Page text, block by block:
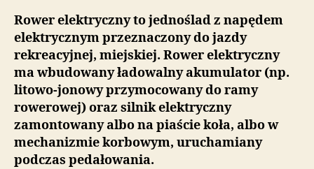
Rower elektryczny to jednoślad z napędem
elektrycznym przeznaczony do jazdy
rekreacyjnej, miejskiej. Rower elektryczny
ma wbudowany ładowalny akumulator (np.
litowo-jonowy przymocowany do ramy
rowerowej) oraz silnik elektryczny
zamontowany albo na piaście koła, albo w
mechanizmie korbowym, uruchamiany
podczas pedałowania.